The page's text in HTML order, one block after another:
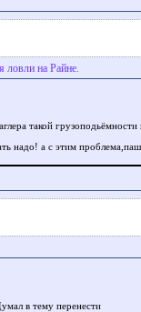
на Райне.
такой
надо! а с этим
в тему перенести